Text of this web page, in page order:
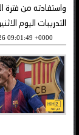
واستفادته من فترة
التدريبات اليوم
09:01:49 +0000